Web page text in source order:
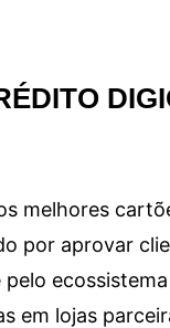
melhores
por aprovar
pelo
em lojas